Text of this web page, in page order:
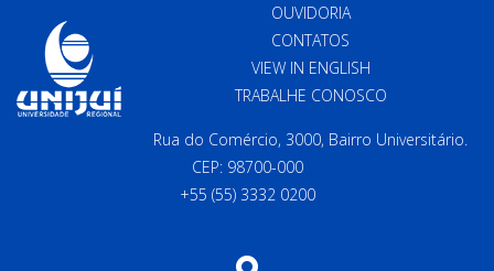
OUVIDORIA
CONTATOS
VIEW IN ENGLISH
TRABALHE CONOSCO
Rua do Comércio, 3000, Bairro Universitário.
CEP: 98700-000
+55 (55) 3332 0200